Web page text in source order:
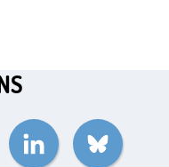
LinkedIn Bluesky